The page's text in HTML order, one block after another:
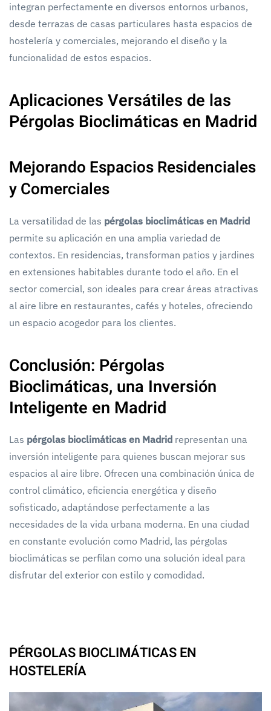
integran perfectamente en diversos entornos urbanos,
desde terrazas de casas particulares hasta espacios de
hostelería y comerciales, mejorando el diseño y la
funcionalidad de estos espacios.
Aplicaciones Versátiles de las
Pérgolas Bioclimáticas en Madrid
Mejorando Espacios Residenciales
y Comerciales
La versatilidad de las pérgolas bioclimáticas en Madrid
permite su aplicación en una amplia variedad de
contextos. En residencias, transforman patios y jardines
en extensiones habitables durante todo el año. En el
sector comercial, son ideales para crear áreas atractivas
al aire libre en restaurantes, cafés y hoteles, ofreciendo
un espacio acogedor para los clientes.
Conclusión: Pérgolas
Bioclimáticas, una Inversión
Inteligente en Madrid
Las pérgolas bioclimáticas en Madrid representan una
inversión inteligente para quienes buscan mejorar sus
espacios al aire libre. Ofrecen una combinación única de
control climático, eficiencia energética y diseño
sofisticado, adaptándose perfectamente a las
necesidades de la vida urbana moderna. En una ciudad
en constante evolución como Madrid, las pérgolas
bioclimáticas se perfilan como una solución ideal para
disfrutar del exterior con estilo y comodidad.
PÉRGOLAS BIOCLIMÁTICAS EN
HOSTELERÍA